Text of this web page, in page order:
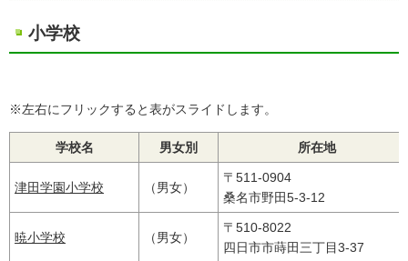
小学校
※左右にフリックすると表がスライドします。
学校名 男女別 所在地
津田学園小学校 （男女）
〒511-0904
桑名市野田5-3-12
暁小学校 （男女）
〒510-8022
四日市市蒔田三丁目3-37